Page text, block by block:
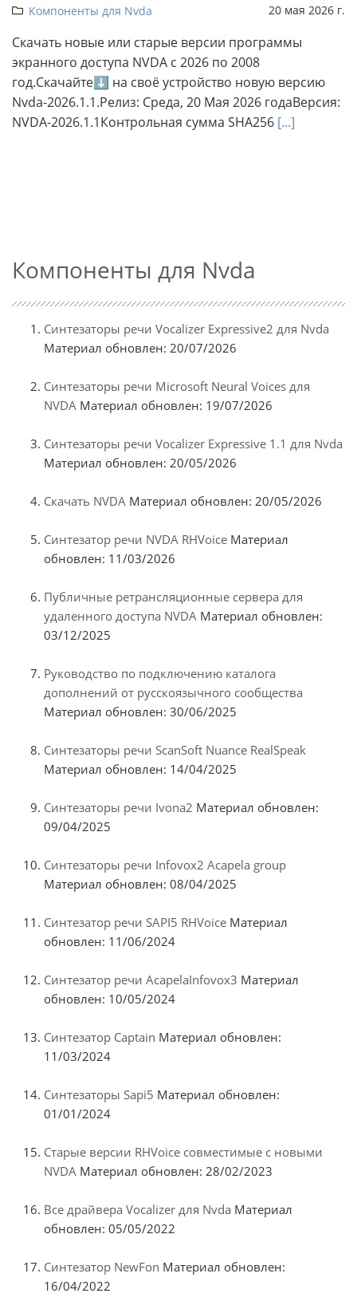
Компоненты для Nvda 20 мая 2026 г.
Скачать новые или старые версии программы
экранного доступа NVDA с 2026 по 2008
год.Скачайте⬇ на своё устройство новую версию
Nvda-2026.1.1.Релиз: Среда, 20 Мая 2026 годаВерсия:
NVDA-2026.1.1Контрольная сумма SHA256 [...]
Компоненты для Nvda
Синтезаторы речи Vocalizer Expressive2 для Nvda
Материал обновлен: 20/07/2026
Синтезаторы речи Microsoft Neural Voices для
NVDA Материал обновлен: 19/07/2026
Синтезаторы речи Vocalizer Expressive 1.1 для Nvda
Материал обновлен: 20/05/2026
Скачать NVDA Материал обновлен: 20/05/2026
Синтезатор речи NVDA RHVoice Материал
обновлен: 11/03/2026
Публичные ретрансляционные сервера для
удаленного доступа NVDA Материал обновлен:
03/12/2025
Руководство по подключению каталога
дополнений от русскоязычного сообщества
Материал обновлен: 30/06/2025
Синтезаторы речи ScanSoft Nuance RealSpeak
Материал обновлен: 14/04/2025
Синтезаторы речи Ivona2 Материал обновлен:
09/04/2025
Синтезаторы речи Infovox2 Acapela group
Материал обновлен: 08/04/2025
Синтезатор речи SAPI5 RHVoice Материал
обновлен: 11/06/2024
Синтезатор речи AcapelaInfovox3 Материал
обновлен: 10/05/2024
Синтезатор Captain Материал обновлен:
11/03/2024
Синтезаторы Sapi5 Материал обновлен:
01/01/2024
Старые версии RHVoice совместимые с новыми
NVDA Материал обновлен: 28/02/2023
Все драйвера Vocalizer для Nvda Материал
обновлен: 05/05/2022
Синтезатор NewFon Материал обновлен:
16/04/2022